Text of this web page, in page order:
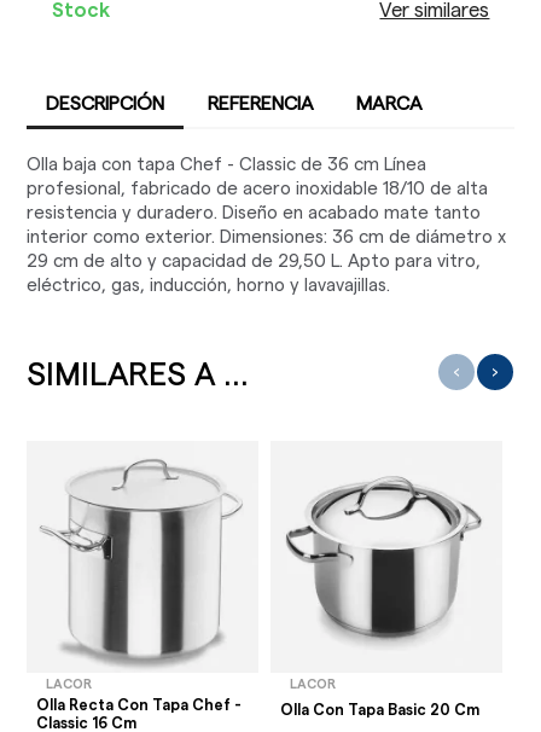
Stock Ver similares
DESCRIPCIÓN REFERENCIA MARCA
Olla baja con tapa Chef - Classic de 36 cm Línea
profesional, fabricado de acero inoxidable 18/10 de alta
resistencia y duradero. Diseño en acabado mate tanto
interior como exterior. Dimensiones: 36 cm de diámetro x
29 cm de alto y capacidad de 29,50 L. Apto para vitro,
eléctrico, gas, inducción, horno y lavavajillas.
SIMILARES A ...
LACOR
Olla Recta Con Tapa Chef -
Classic 16 Cm
LACOR
Olla Con Tapa Basic 20 Cm
‹ ›